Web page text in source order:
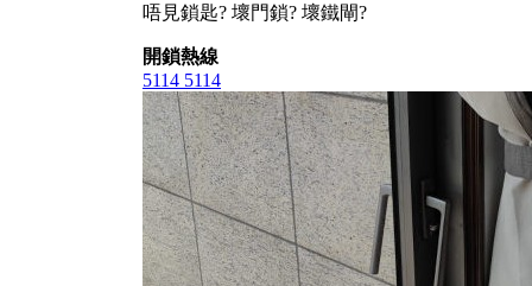
唔見鎖匙? 壞門鎖? 壞鐵閘?
開鎖熱線
5114 5114